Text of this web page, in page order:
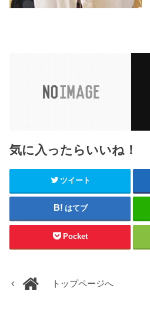
気に入ったらいいね！
ツイート
はてブ
Pocket
トップページへ